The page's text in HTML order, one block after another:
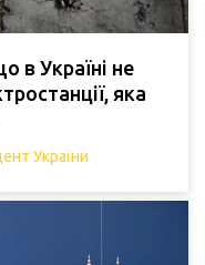
в Україні не
яка
України